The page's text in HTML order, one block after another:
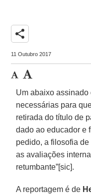
share
11 Outubro 2017
Um abaixo
necessárias para
retirada do título de
dado ao educador e
pedido, a filosofia de
as avaliações
retumbante”[sic].
A reportagem é de